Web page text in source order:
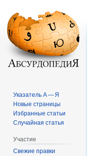
Указатель А — Я
Новые страницы
Избранные статьи
Случайная статья
Участие
Свежие правки